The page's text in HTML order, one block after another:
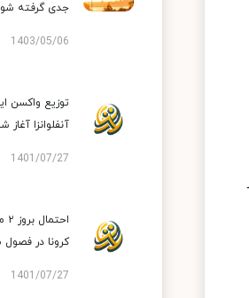
جدی گرفته
1403/05/06
توزیع واکسن
آنفلوانزا آغاز
1401/07/27
کرونا در
1401/07/27